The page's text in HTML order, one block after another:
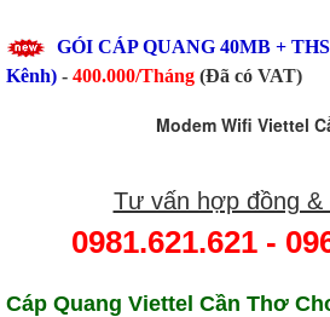
GÓI CÁP QUANG 40MB +
Kênh) - 400.000/Tháng (Đã có VAT)
Modem Wifi Viettel
Tư vấn hợp đồng &
0981.621.621-
Cáp Quang Viettel Cần Thơ